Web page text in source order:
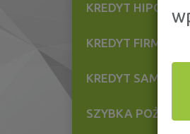
KREDYT
KREDYT FIRMOWY
KREDYT
SZYBKA